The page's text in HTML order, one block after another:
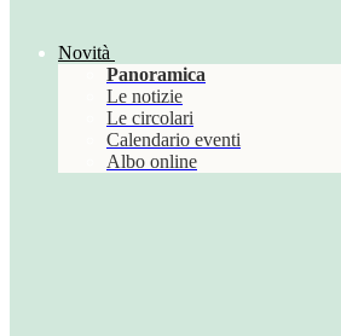
Novità
Panoramica
Le notizie
Le circolari
Calendario eventi
Albo online